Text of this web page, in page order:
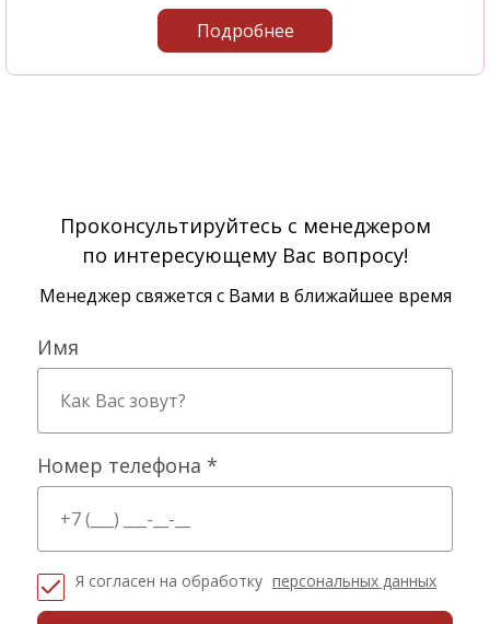
Подробнее
Проконсультируйтесь с менеджером
по интересующему Вас вопросу!
Менеджер свяжется с Вами в ближайшее время
Имя
Номер телефона *
Я согласен на обработку персональных данных